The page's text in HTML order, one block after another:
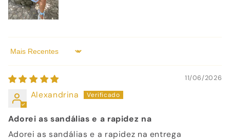
Sort by
11/06/2026
Alexandrina
Adorei as sandálias e a rapidez na
Adorei as sandálias e a rapidez na entrega